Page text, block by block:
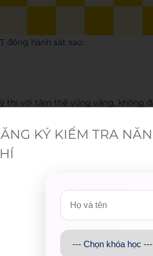
đồng hành sát sao:
thi với tâm thế vững vàng, không
dạn tiến gần hơn đến cánh cửa
từ học sinh cấp 2 đến sinh
Anh cam kết đầu ra
KÝ KIỂM TRA